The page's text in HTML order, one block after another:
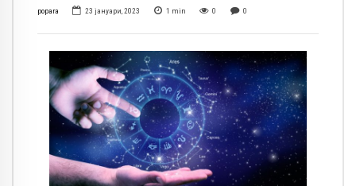
popara 23 јануари, 2023 1 min 0 0